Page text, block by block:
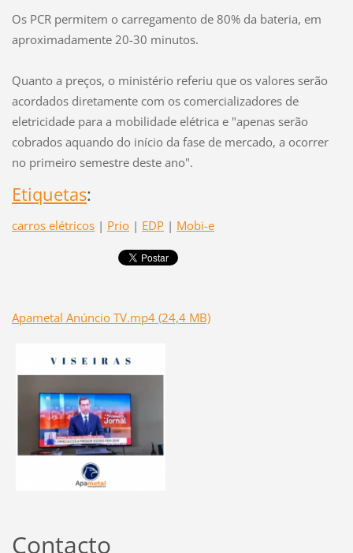
Os PCR permitem o carregamento de 80% da bateria, em
aproximadamente 20-30 minutos.
Quanto a preços, o ministério referiu que os valores serão
acordados diretamente com os comercializadores de
eletricidade para a mobilidade elétrica e "apenas serão
cobrados aquando do início da fase de mercado, a ocorrer
no primeiro semestre deste ano".
Etiquetas:
carros elétricos | Prio | EDP | Mobi-e
Apametal Anúncio TV.mp4 (24,4 MB)
Contacto